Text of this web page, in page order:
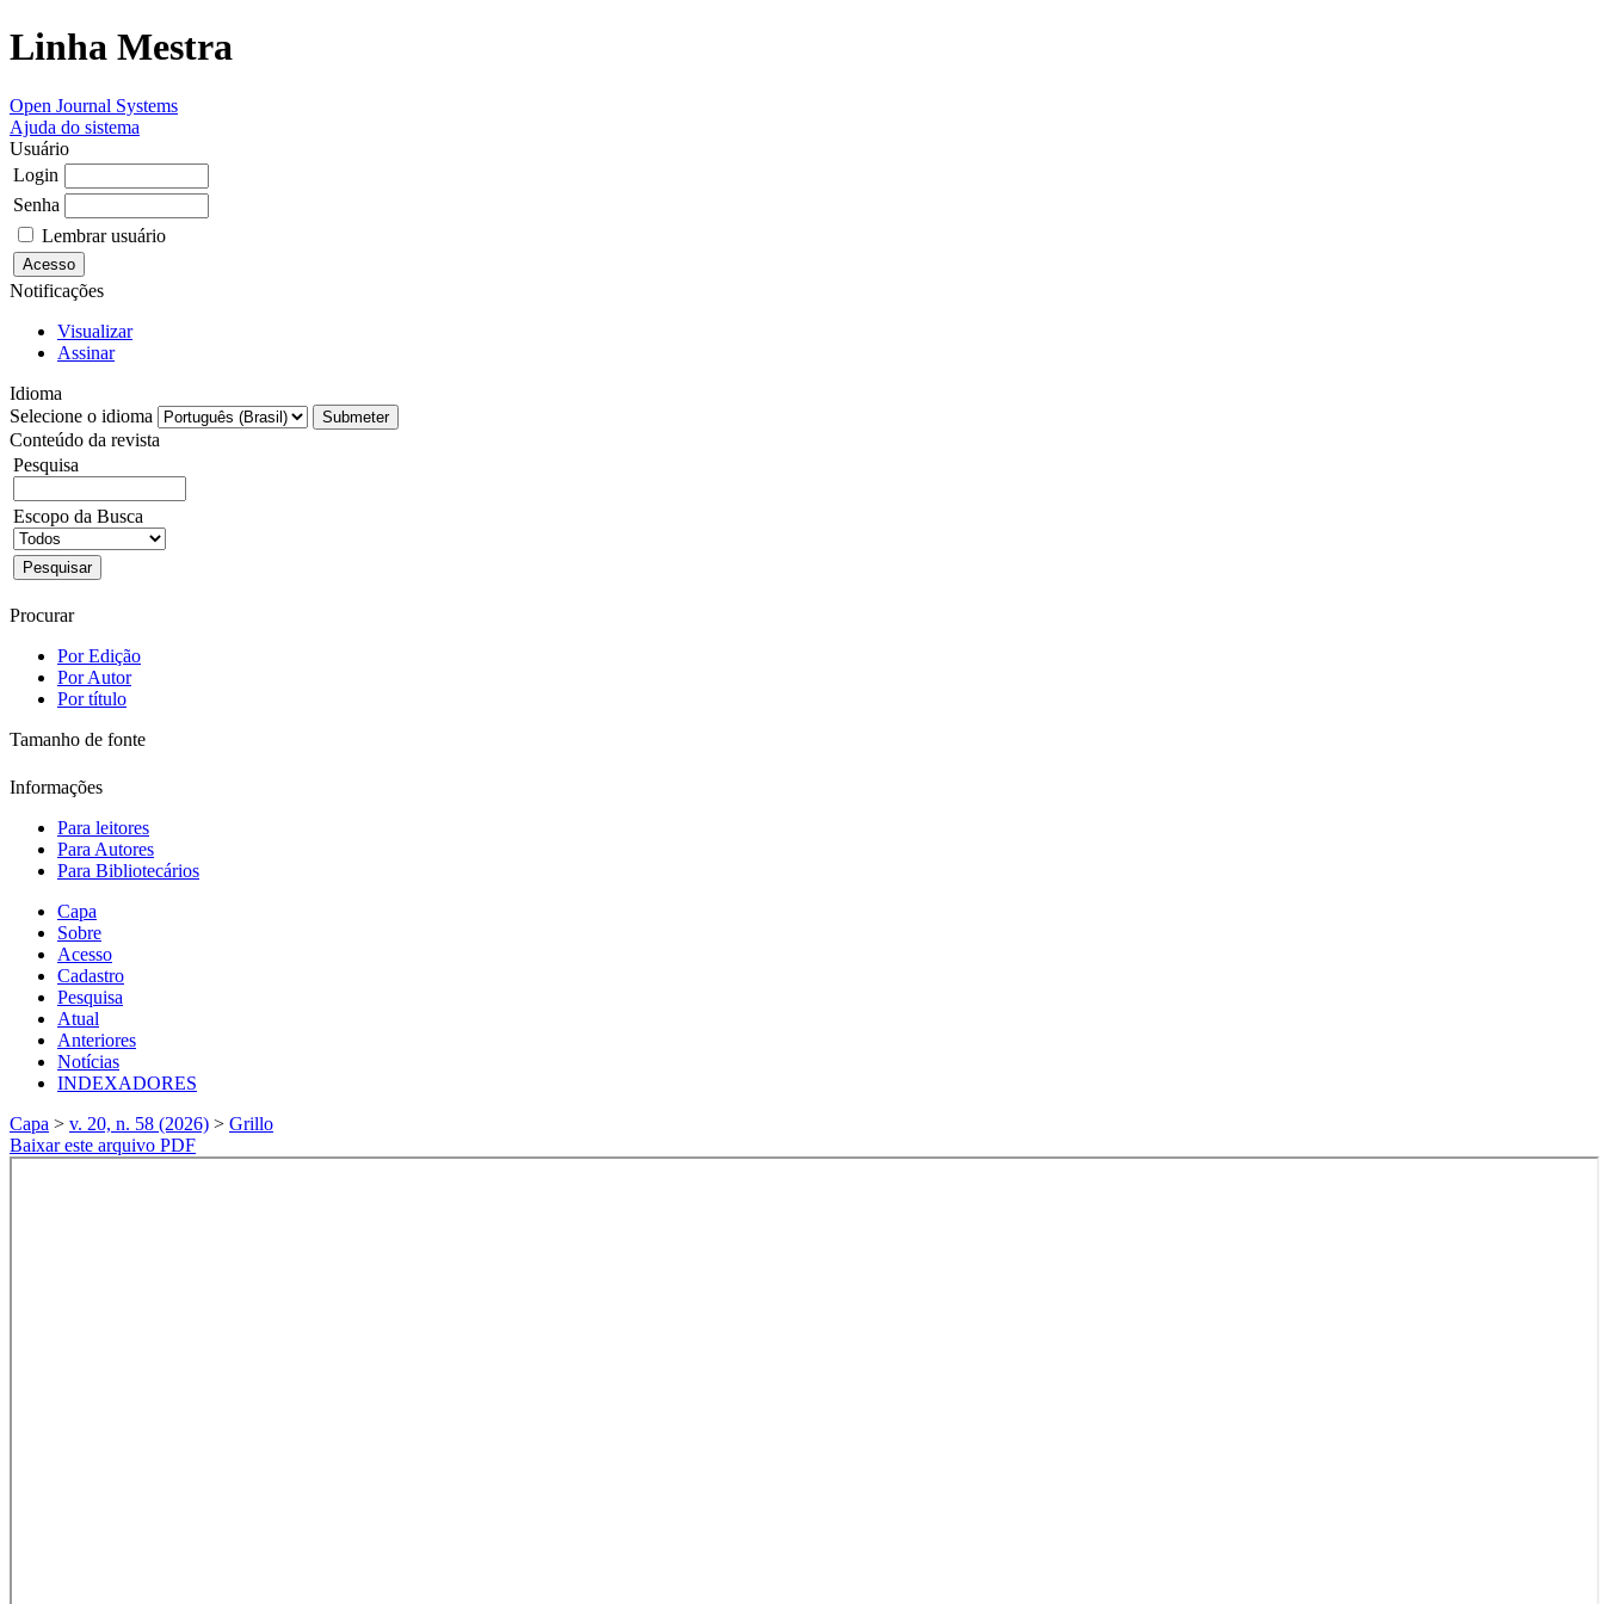
Linha Mestra
Open Journal Systems
Ajuda do sistema
Usuário
Login
Senha
Lembrar usuário
Notificações
Visualizar
Assinar
Idioma
Selecione o idioma
Conteúdo da revista
Pesquisa
Escopo da Busca
Procurar
Por Edição
Por Autor
Por título
Tamanho de fonte
Informações
Para leitores
Para Autores
Para Bibliotecários
Capa
Sobre
Acesso
Cadastro
Pesquisa
Atual
Anteriores
Notícias
INDEXADORES
Capa > v. 20, n. 58 (2026) > Grillo
Baixar este arquivo PDF